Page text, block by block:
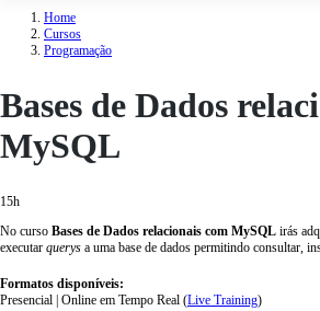
Home
Cursos
Programação
Bases de Dados
MySQL
15h
No curso Bases de Dados relacionais com MySQL irás
executar querys a uma base de dados permitindo consultar,
Formatos disponíveis:
Presencial | Online em Tempo Real (Live Training)